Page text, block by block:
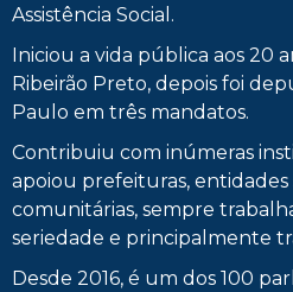
Assistência Social.
Iniciou a vida pública aos 20
Ribeirão Preto, depois foi
Paulo em três mandatos.
Contribuiu com inúmeras
apoiou prefeituras, entidades
comunitárias, sempre
seriedade e principalmente
Desde 2016, é um dos 100